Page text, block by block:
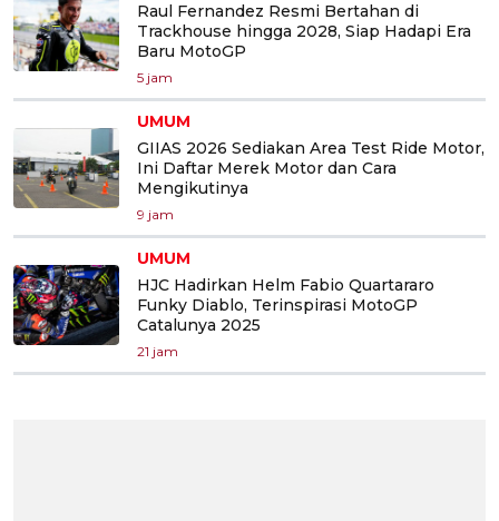
Raul Fernandez Resmi Bertahan di
Trackhouse hingga 2028, Siap Hadapi Era
Baru MotoGP
5 jam
UMUM
GIIAS 2026 Sediakan Area Test Ride Motor,
Ini Daftar Merek Motor dan Cara
Mengikutinya
9 jam
UMUM
HJC Hadirkan Helm Fabio Quartararo
Funky Diablo, Terinspirasi MotoGP
Catalunya 2025
21 jam